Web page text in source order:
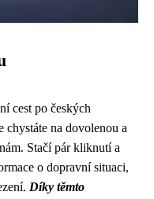
cest po českých
chystáte na dovolenou a
Stačí pár kliknutí a
o dopravní situaci,
Díky těmto